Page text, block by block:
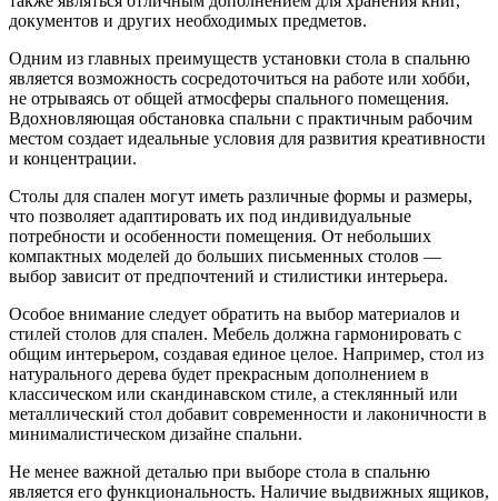
документов и других необходимых предметов.
Одним из главных преимуществ установки стола в спальню
является возможность сосредоточиться на работе или хобби,
не отрываясь от общей атмосферы спального помещения.
Вдохновляющая обстановка спальни с практичным рабочим
местом создает идеальные условия для развития креативности
и концентрации.
Столы для спален могут иметь различные формы и размеры,
что позволяет адаптировать их под индивидуальные
потребности и особенности помещения. От небольших
компактных моделей до больших письменных столов —
выбор зависит от предпочтений и стилистики интерьера.
Особое внимание следует обратить на выбор материалов и
стилей столов для спален. Мебель должна гармонировать с
общим интерьером, создавая единое целое. Например, стол из
натурального дерева будет прекрасным дополнением в
классическом или скандинавском стиле, а стеклянный или
металлический стол добавит современности и лаконичности в
минималистическом дизайне спальни.
Не менее важной деталью при выборе стола в спальню
является его функциональность. Наличие выдвижных ящиков,